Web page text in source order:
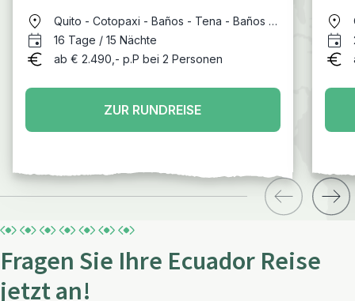
Quito - Cotopaxi - Baños - Tena - Baños -
Cuenca - Guayaquil - Galapagosinsel
Santa Cruz - Guayaquil
16 Tage / 15 Nächte
ab € 2.490,- p.P bei 2 Personen
ZUR RUNDREISE
Fragen Sie Ihre Ecuador Reise
jetzt an!